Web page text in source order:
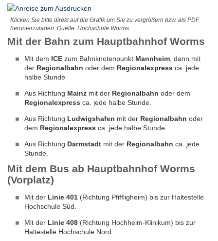
Klicken Sie bitte direkt auf die Grafik um Sie zu vergrößern bzw. als PDF
herunterzuladen. Quelle: Hochschule Worms
Mit der Bahn zum Hauptbahnhof Worms
Mit dem ICE zum Bahnknotenpunkt Mannheim , dann mit
der Regionalbahn oder dem Regionalexpress ca. jede
halbe Stunde
Aus Richtung Mainz mit der Regionalbahn oder dem
Regionalexpress ca. jede halbe Stunde.
Aus Richtung Ludwigshafen mit der Regionalbahn oder
dem Regionalexpress ca. jede halbe Stunde.
Aus Richtung Darmstadt mit der Regionalbahn ca. jede
Stunde.
Mit dem Bus ab Hauptbahnhof Worms
(Vorplatz)
Mit der Linie 401 (Richtung Pfiffligheim) bis zur Haltestelle
Hochschule Süd.
Mit der Linie 408 (Richtung Hochheim-Klinikum) bis zur
Haltestelle Hochschule Nord.